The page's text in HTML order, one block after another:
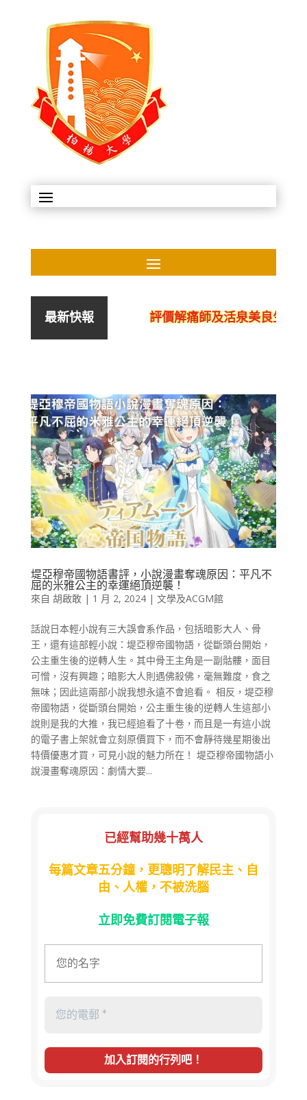
最新快報 評價解痛師及活泉美良生館
堤亞穆帝國物語書評，小說漫畫奪魂原因：平凡不
屈的米雅公主的幸運絕頂逆襲！
來自 胡啟敢| 1 月 2, 2024| 文學及ACGM館
話說日本輕小說有三大誤會系作品，包括暗影大人、骨
王，還有這部輕小說：堤亞穆帝國物語，從斷頭台開始，
公主重生後的逆轉人生。其中骨王主角是一副骷髏，面目
可憎，沒有興趣；暗影大人則遇佛殺佛，毫無難度，食之
無味；因此這兩部小說我想永遠不會追看。 相反，堤亞穆
帝國物語，從斷頭台開始，公主重生後的逆轉人生這部小
說則是我的大推，我已經追看了十卷，而且是一有這小說
的電子書上架就會立刻原價買下，而不會靜待幾星期後出
特價優惠才買，可見小說的魅力所在！ 堤亞穆帝國物語小
說漫畫奪魂原因：劇情大要...
已經幫助幾十萬人
每篇文章五分鐘，更聰明了解民主、自
由、人權，不被洗腦
立即免費訂閱電子報